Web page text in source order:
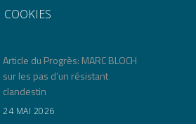
Article du Progrès: MARC BLOCH
sur les pas d’un résistant
clandestin
24 MAI 2026